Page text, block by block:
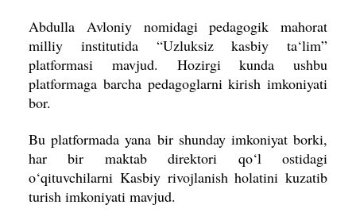
Abdulla Avloniy nomidagi pedagogik mahorat
milliy institutida “Uzluksiz kasbiy ta‘lim”
platformasi mavjud. Hozirgi kunda ushbu
platformaga barcha pedagoglarni kirish imkoniyati
bor.
Bu platformada yana bir shunday imkoniyat borki,
har bir maktab direktori qo‘l ostidagi
o‘qituvchilarni Kasbiy rivojlanish holatini kuzatib
turish imkoniyati mavjud.